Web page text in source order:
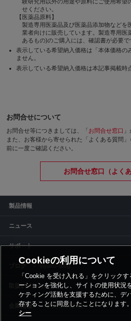
せください。
【医薬品原料】
製造専用医薬品及び医薬品添加物などを
業者向けに販売しています。製造専用医
あるもの)のご購入には、確認書が必要で
表示している希望納入価格は「本体価格の
ません。
表示している希望納入価格は本記事掲載時
お問合せについて
お問合せ等につきましては、「 お問合せ窓口
また、お客様から寄せられた「よくある質問
前に一度ご確認ください。
お問合せ窓口（よく
製品情報
ニュース
サポート
siyaku-blog
取扱いメーカー
事業所一覧
Cookieの利用について
「Cookie を受け入れる」をクリック
ーションを強化し、サイトの使用状況
ケティング活動を支援するために、デ
存することに同意したことになります。
シー